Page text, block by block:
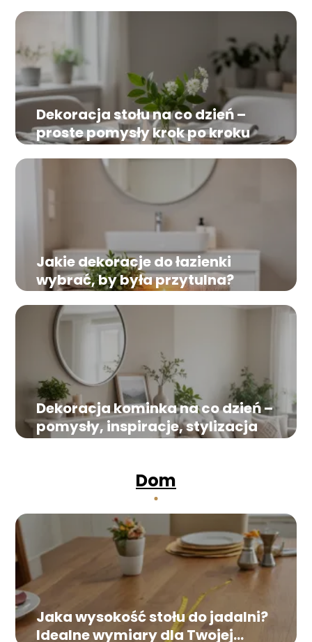
Dekoracja stołu na co dzień –
proste pomysły krok po kroku
Jakie dekoracje do łazienki
wybrać, by była przytulna?
Dekoracja kominka na co dzień –
pomysły, inspiracje, stylizacja
Dom
Jaka wysokość stołu do jadalni?
Idealne wymiary dla Twojej